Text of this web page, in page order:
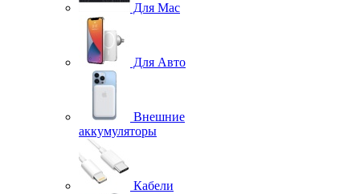
Для Mac
Для Авто
Внешние
аккумуляторы
Кабели